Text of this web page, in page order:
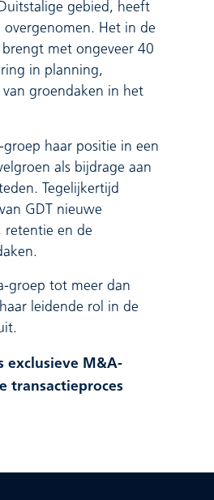
gebied, heeft
overgenomen. Het in de
met ongeveer 40
in planning,
groendaken in het
haar positie in een
als bijdrage aan
Tegelijkertijd
GDT nieuwe
retentie en de
groep tot meer dan
leidende rol in de
exclusieve M&A-
transactieproces